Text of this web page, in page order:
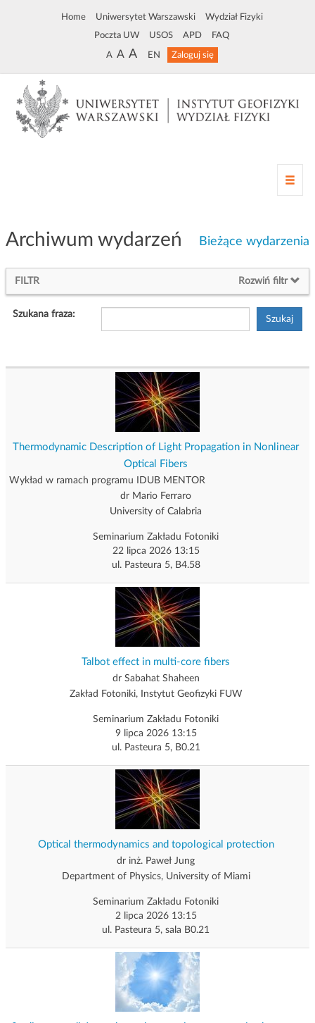
Home Uniwersytet Warszawski Wydział Fizyki
Poczta UW USOS APD FAQ
A A A EN Zaloguj się
Z
m
n
n
a
w
j
Archiwum wydarzeń Bieżące wydarzenia
FILTR Rozwiń filtr
Szukana fraza: Szukaj
Thermodynamic Description of Light Propagation in Nonlinear
Optical Fibers
Wykład w ramach programu IDUB MENTOR
dr Mario Ferraro
University of Calabria
Seminarium Zakładu Fotoniki
22 lipca 2026 13:15
ul. Pasteura 5, B4.58
Talbot effect in multi-core fibers
dr Sabahat Shaheen
Zakład Fotoniki, Instytut Geofizyki FUW
Seminarium Zakładu Fotoniki
9 lipca 2026 13:15
ul. Pasteura 5, B0.21
Optical thermodynamics and topological protection
dr inż. Paweł Jung
Department of Physics, University of Miami
Seminarium Zakładu Fotoniki
2 lipca 2026 13:15
ul. Pasteura 5, sala B0.21